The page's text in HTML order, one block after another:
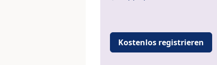
Kostenlos registrieren